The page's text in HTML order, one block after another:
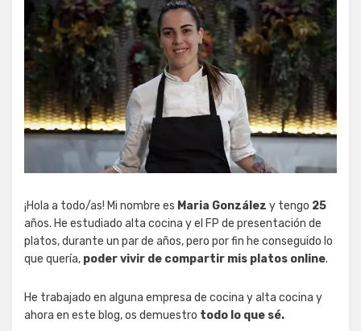
¡Hola a todo/as! Mi nombre es Maria González y tengo 25
años. He estudiado alta cocina y el FP de presentación de
platos, durante un par de años, pero por fin he conseguido lo
que quería, poder vivir de compartir mis platos online.
He trabajado en alguna empresa de cocina y alta cocina y
ahora en este blog, os demuestro todo lo que sé.